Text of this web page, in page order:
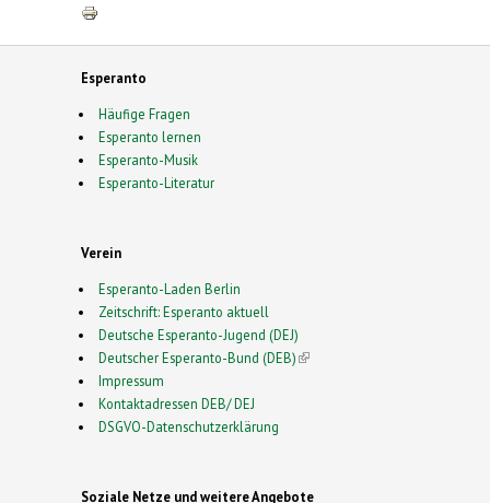
Esperanto
Häufige Fragen
Esperanto lernen
Esperanto-Musik
Esperanto-Literatur
Verein
Esperanto-Laden Berlin
Zeitschrift: Esperanto aktuell
Deutsche Esperanto-Jugend (DEJ)
Deutscher Esperanto-Bund (DEB)(link is external)
Impressum
Kontaktadressen DEB/ DEJ
DSGVO-Datenschutzerklärung
Soziale Netze und weitere Angebote